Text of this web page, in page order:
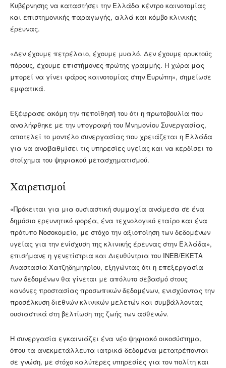
Κυβέρνησης να καταστήσει την Ελλάδα κέντρο καινοτομίας
και επιστημονικής παραγωγής, αλλά και κόμβο κλινικής
έρευνας.
«Δεν έχουμε πετρέλαιο, έχουμε μυαλό. Δεν έχουμε ορυκτούς
πόρους, έχουμε επιστήμονες πρώτης γραμμής. Η χώρα μας
μπορεί να γίνει φάρος καινοτομίας στην Ευρώπη», σημείωσε
εμφατικά.
Εξέφρασε ακόμη την πεποίθησή του ότι η πρωτοβουλία που
αναλήφθηκε με την υπογραφή του Μνημονίου Συνεργασίας,
αποτελεί το μοντέλο συνεργασίας που χρειάζεται η Ελλάδα
για να αναβαθμίσει τις υπηρεσίες υγείας και να κερδίσει το
στοίχημα του ψηφιακού μετασχηματισμού.
Χαιρετισμοί
«Πρόκειται για μια ουσιαστική συμμαχία ανάμεσα σε ένα
δημόσιο ερευνητικό φορέα, ένα τεχνολογικό εταίρο και ένα
πρότυπο Νοσοκομείο, με στόχο την αξιοποίηση των δεδομένων
υγείας για την ενίσχυση της κλινικής έρευνας στην Ελλάδα»,
επισήμανε η γενετίστρια και Διευθύντρια του ΙΝΕΒ/ΕΚΕΤΑ
Αναστασία Χατζηδημητρίου, εξηγώντας ότι η επεξεργασία
των δεδομένων θα γίνεται με απόλυτο σεβασμό στους
κανόνες προστασίας προσωπικών δεδομένων, ενισχύοντας την
προσέλκυση διεθνών κλινικών μελετών και συμβάλλοντας
ουσιαστικά στη βελτίωση της ζωής των ασθενών.
Η συνεργασία εγκαινιάζει ένα νέο ψηφιακό οικοσύστημα,
όπου τα ανεκμετάλλευτα ιατρικά δεδομένα μετατρέπονται
σε γνώση, με στόχο καλύτερες υπηρεσίες για τον πολίτη και